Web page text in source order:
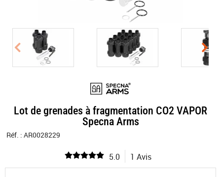
Lot de grenades à fragmentation CO2 VAPOR
Specna Arms
Réf. : AR0028229
5.0 1 Avis